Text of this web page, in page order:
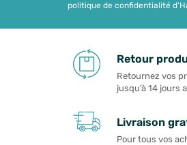
politique de confidentialité
Retour
Retournez vos
jusqu’à 14 jours
Livraison
Pour tous vos